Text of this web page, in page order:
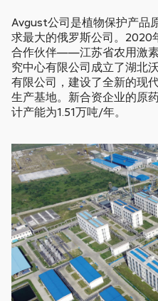
Avgust公司是植物保护产品
求最大的俄罗斯公司。2020
合作伙伴——江苏省农用激
究中心有限公司成立了湖北
有限公司，建设了全新的现
生产基地。新合资企业的原
计产能为1.51万吨/年。